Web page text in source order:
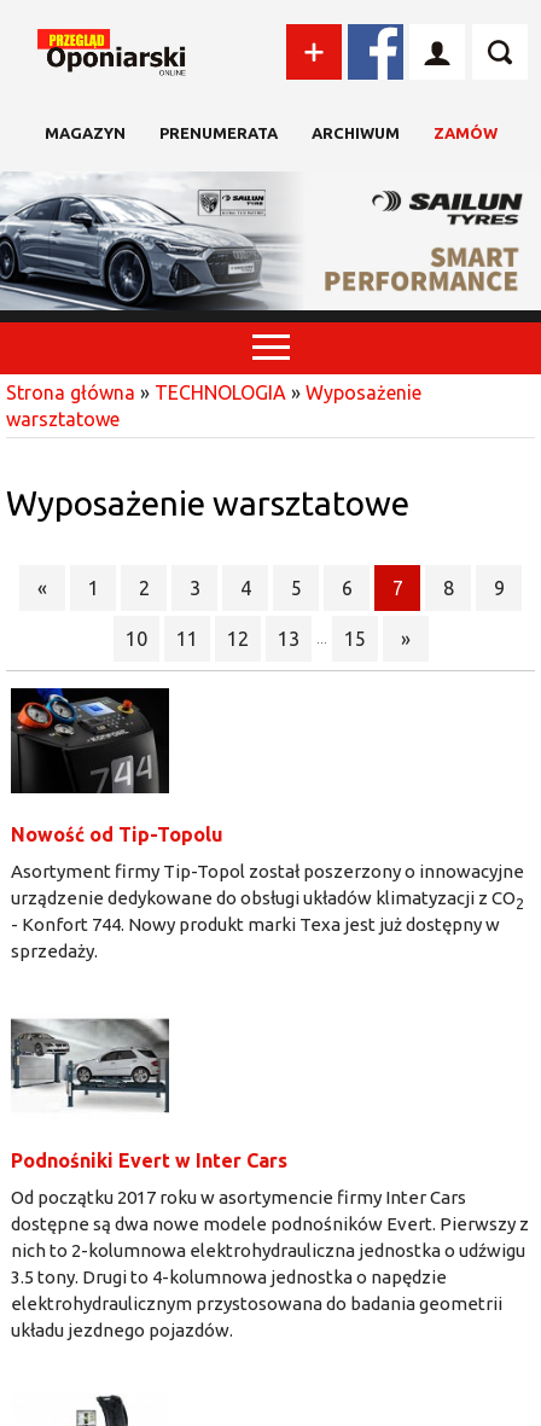
MAGAZYN PRENUMERATA ARCHIWUM ZAMÓW
Strona główna » TECHNOLOGIA » Wyposażenie
warsztatowe
Wyposażenie warsztatowe
« 1 2 3 4 5 6 7 8 9
10 11 12 13 15 »
Nowość od Tip-Topolu
Asortyment firmy Tip-Topol został poszerzony o innowacyjne
urządzenie dedykowane do obsługi układów klimatyzacji z CO2
- Konfort 744. Nowy produkt marki Texa jest już dostępny w
sprzedaży.
Podnośniki Evert w Inter Cars
Od początku 2017 roku w asortymencie firmy Inter Cars
dostępne są dwa nowe modele podnośników Evert. Pierwszy z
nich to 2-kolumnowa elektrohydrauliczna jednostka o udźwigu
3.5 tony. Drugi to 4-kolumnowa jednostka o napędzie
elektrohydraulicznym przystosowana do badania geometrii
układu jezdnego pojazdów.